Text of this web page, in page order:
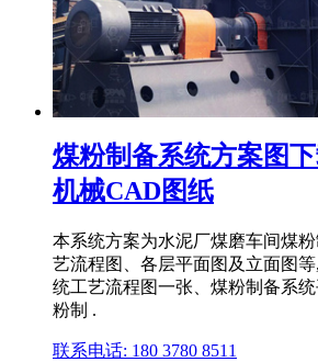
煤粉制备系统方案图
机械CAD图纸
本系统方案为水泥厂煤磨车间煤
艺流程图、各层平面图及立面图
统工艺流程图一张、煤粉制备系
粉制 .
联系电话: 180 3780 8511